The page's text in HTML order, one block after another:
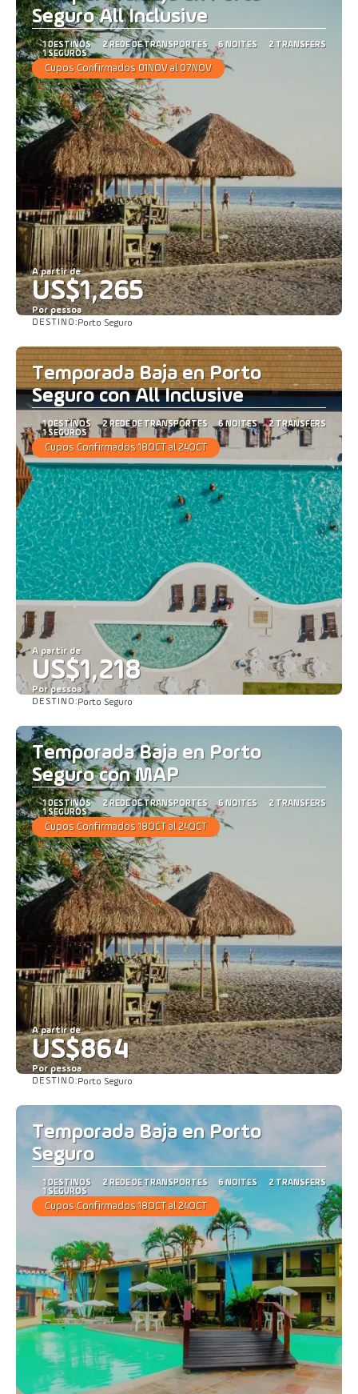
Seguro All Inclusive
1 DESTINOS 2 REDE DE TRANSPORTES 6 NOITES
2 TRANSFERS
1 SEGUROS
Cupos Confirmados 01NOV al 07NOV
A partir de
US$1,265
Por pessoa
DESTINO:Porto Seguro
Temporada Baja en Porto
Seguro con All Inclusive
1 DESTINOS 2 REDE DE TRANSPORTES 6 NOITES
2 TRANSFERS
1 SEGUROS
Cupos Confirmados 18OCT al 24OCT
A partir de
US$1,218
Por pessoa
DESTINO:Porto Seguro
Temporada Baja en Porto
Seguro con MAP
1 DESTINOS 2 REDE DE TRANSPORTES 6 NOITES
2 TRANSFERS
1 SEGUROS
Cupos Confirmados 18OCT al 24OCT
A partir de
US$864
Por pessoa
DESTINO:Porto Seguro
Temporada Baja en Porto
Seguro
1 DESTINOS 2 REDE DE TRANSPORTES 6 NOITES
2 TRANSFERS
1 SEGUROS
Cupos Confirmados 18OCT al 24OCT